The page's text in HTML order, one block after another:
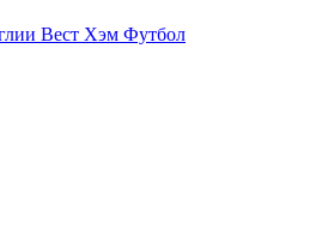
Вест Хэм Футбол